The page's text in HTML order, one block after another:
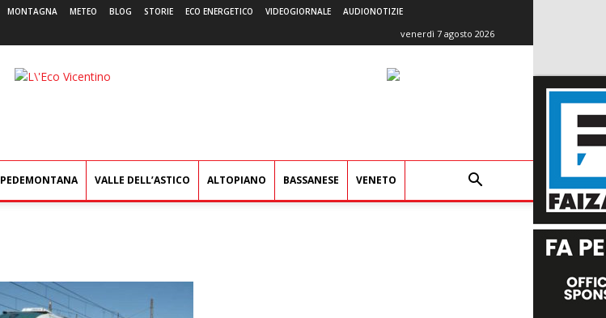
MONTAGNA METEO BLOG STORIE ECO ENERGETICO VIDEOGIORNALE AUDIONOTIZIE
venerdì 7 agosto 2026
L'Eco
PEDEMONTANA VALLE DELL’ASTICO ALTOPIANO BASSANESE VENETO